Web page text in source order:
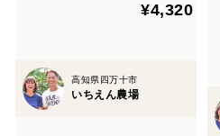
¥4,320
高知県四万十市
いちえん農場